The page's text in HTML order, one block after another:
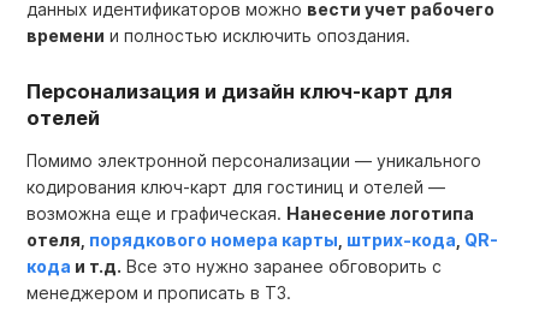
данных идентификаторов можно вести учет рабочего
времени и полностью исключить опоздания.
Персонализация и дизайн ключ-карт для
отелей
Помимо электронной персонализации — уникального
кодирования ключ-карт для гостиниц и отелей —
возможна еще и графическая. Нанесение логотипа
отеля, порядкового номера карты штрих-кода QR-
кода и т.д. Все это нужно заранее обговорить с
менеджером и прописать в ТЗ.